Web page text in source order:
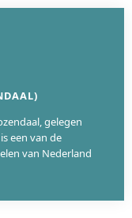
gelegen
een van de
van Nederland